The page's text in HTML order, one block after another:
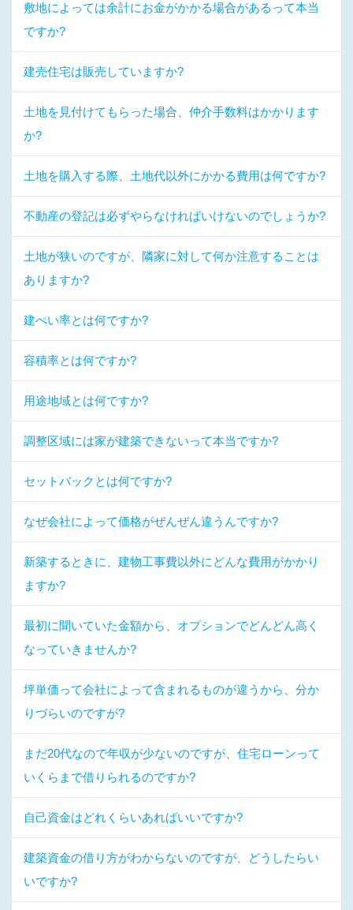
敷地によっては余計にお金がかかる場合があるって本当
ですか?
建売住宅は販売していますか?
土地を見付けてもらった場合、仲介手数料はかかります
か?
土地を購入する際、土地代以外にかかる費用は何ですか?
不動産の登記は必ずやらなければいけないのでしょうか?
土地が狭いのですが、隣家に対して何か注意することは
ありますか?
建ぺい率とは何ですか?
容積率とは何ですか?
用途地域とは何ですか?
調整区域には家が建築できないって本当ですか?
セットバックとは何ですか?
なぜ会社によって価格がぜんぜん違うんですか?
新築するときに、建物工事費以外にどんな費用がかかり
ますか?
最初に聞いていた金額から、オプションでどんどん高く
なっていきませんか?
坪単価って会社によって含まれるものが違うから、分か
りづらいのですが?
まだ20代なので年収が少ないのですが、住宅ローンって
いくらまで借りられるのですか?
自己資金はどれくらいあればいいですか?
建築資金の借り方がわからないのですが、どうしたらい
いですか?